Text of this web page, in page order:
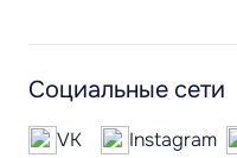
Социальные сети
VK Instagram